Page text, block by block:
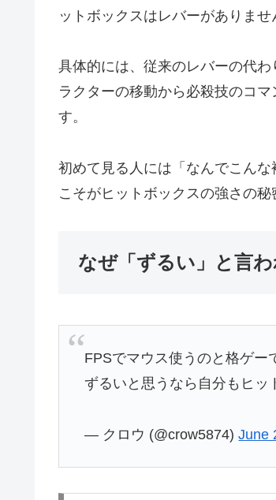
ットボックスはレバーがありま
具体的には、従来のレバーの代
ラクターの移動から必殺技のコ
す。
初めて見る人には「なんでこん
こそがヒットボックスの強さの秘
なぜ「ずるい」と言
FPSでマウス使うのと格ゲー
ずるいと思うなら自分もヒッ
— クロウ (@crow5874)June